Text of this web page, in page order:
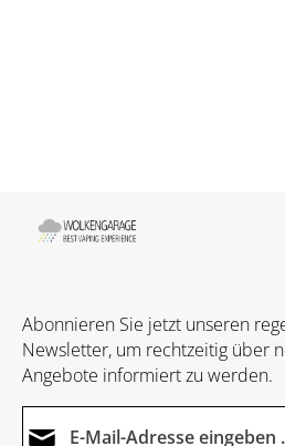
Abonnieren Sie jetzt unseren
Newsletter, um rechtzeitig über
Angebote informiert zu werden.